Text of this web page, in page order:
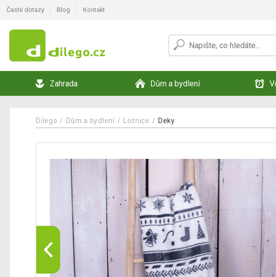
Časté dotazy Blog Kontakt
Zahrada Dům a bydlení
Dilego Dům a bydlení Ložnice Deky